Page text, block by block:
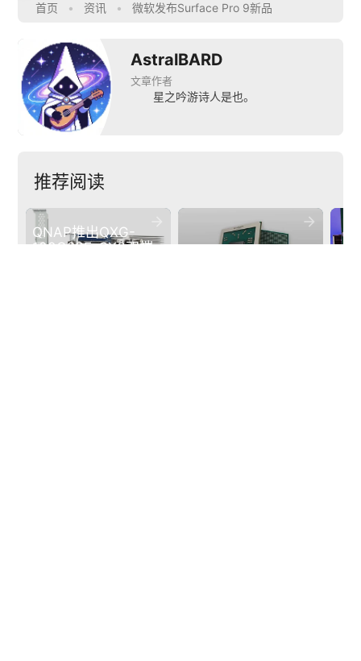
首页 • 资讯 • 微软发布Surface Pro 9新品
AstralBARD
文章作者
星之吟游诗人是也。
推荐阅读
QNAP推出QXG-
100G2SF-CX6双端
